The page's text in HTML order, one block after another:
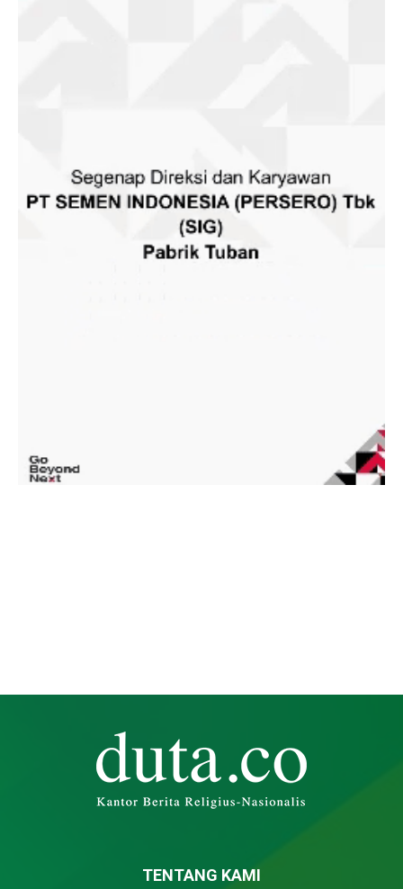
TENTANG KAMI